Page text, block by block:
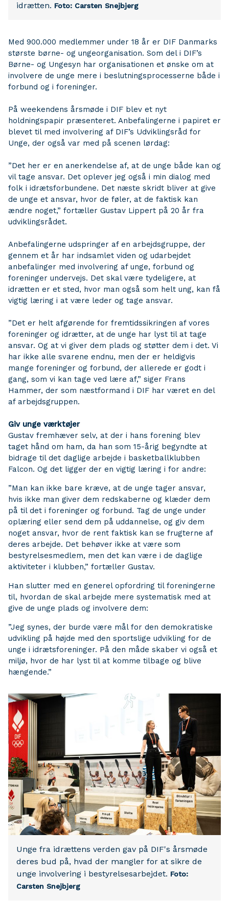
idrætten. Foto: Carsten Snejbjerg
Med 900.000 medlemmer under 18 år er DIF Danmarks
største børne- og ungeorganisation. Som del i DIF’s
Børne- og Ungesyn har organisationen et ønske om at
involvere de unge mere i beslutningsprocesserne både i
forbund og i foreninger.
På weekendens årsmøde i DIF blev et nyt
holdningspapir præsenteret. Anbefalingerne i papiret er
blevet til med involvering af DIF’s Udviklingsråd for
Unge, der også var med på scenen lørdag:
”Det her er en anerkendelse af, at de unge både kan og
vil tage ansvar. Det oplever jeg også i min dialog med
folk i idrætsforbundene. Det næste skridt bliver at give
de unge et ansvar, hvor de føler, at de faktisk kan
ændre noget,” fortæller Gustav Lippert på 20 år fra
udviklingsrådet.
Anbefalingerne udspringer af en arbejdsgruppe, der
gennem et år har indsamlet viden og udarbejdet
anbefalinger med involvering af unge, forbund og
foreninger undervejs. Det skal være tydeligere, at
idrætten er et sted, hvor man også som helt ung, kan få
vigtig læring i at være leder og tage ansvar.
”Det er helt afgørende for fremtidssikringen af vores
foreninger og idrætter, at de unge har lyst til at tage
ansvar. Og at vi giver dem plads og støtter dem i det. Vi
har ikke alle svarene endnu, men der er heldigvis
mange foreninger og forbund, der allerede er godt i
gang, som vi kan tage ved lære af,” siger Frans
Hammer, der som næstformand i DIF har været en del
af arbejdsgruppen.
Giv unge værktøjer
Gustav fremhæver selv, at der i hans forening blev
taget hånd om ham, da han som 15-årig begyndte at
bidrage til det daglige arbejde i basketballklubben
Falcon. Og det ligger der en vigtig læring i for andre:
”Man kan ikke bare kræve, at de unge tager ansvar,
hvis ikke man giver dem redskaberne og klæder dem
på til det i foreninger og forbund. Tag de unge under
oplæring eller send dem på uddannelse, og giv dem
noget ansvar, hvor de rent faktisk kan se frugterne af
deres arbejde. Det behøver ikke at være som
bestyrelsesmedlem, men det kan være i de daglige
aktiviteter i klubben,” fortæller Gustav.
Han slutter med en generel opfordring til foreningerne
til, hvordan de skal arbejde mere systematisk med at
give de unge plads og involvere dem:
”Jeg synes, der burde være mål for den demokratiske
udvikling på højde med den sportslige udvikling for de
unge i idrætsforeninger. På den måde skaber vi også et
miljø, hvor de har lyst til at komme tilbage og blive
hængende.”
Unge fra idrættens verden gav på DIF's årsmøde
deres bud på, hvad der mangler for at sikre de
unge involvering i bestyrelsesarbejdet. Foto:
Carsten Snejbjerg